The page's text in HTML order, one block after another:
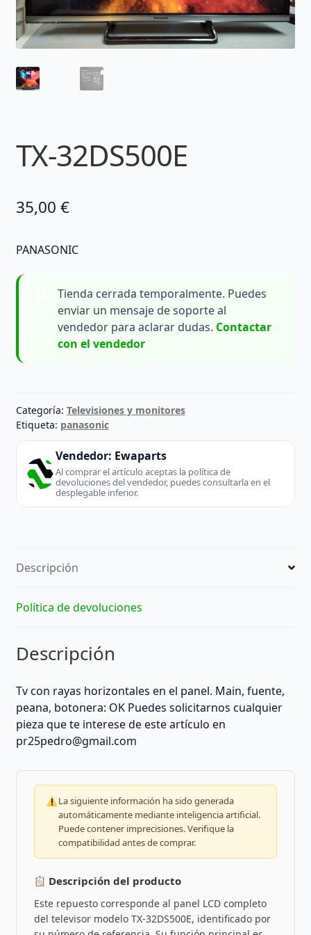
TX-32DS500E
35,00 €
PANASONIC
Tienda cerrada temporalmente. Puedes
enviar un mensaje de soporte al
vendedor para aclarar dudas. Contactar
con el vendedor
Categoría: Televisiones y monitores
Etiqueta: panasonic
Vendedor: Ewaparts
Al comprar el artículo aceptas la política de
devoluciones del vendedor, puedes consultarla en el
desplegable inferior.
Descripción
Política de devoluciones
Descripción
Tv con rayas horizontales en el panel. Main, fuente,
peana, botonera: OK Puedes solicitarnos cualquier
pieza que te interese de este artículo en
pr25pedro@gmail.com
La siguiente información ha sido generada
automáticamente mediante inteligencia artificial.
Puede contener imprecisiones. Verifique la
compatibilidad antes de comprar.
Descripción del producto
Este repuesto corresponde al panel LCD completo
del televisor modelo TX-32DS500E, identificado por